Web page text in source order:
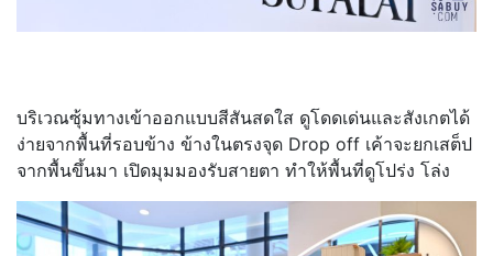
บริเวณซุ้มทางเข้าออกแบบสีสันสดใส ดูโดดเด่นและสังเกตได้
ง่ายจากพื้นที่รอบข้าง ข้างในตรงจุด Drop off เค้าจะยกเสต็ป
จากพื้นขึ้นมา เปิดมุมมองรับสายตา ทำให้พื้นที่ดูโปร่ง โล่ง